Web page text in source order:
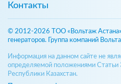
Контакты
© 2012-2026 ТОО «Вольтаж
генераторов. Группа компаний
Информация на данном сайте не
определяемой положениями Статьи
Республики Казахстан.